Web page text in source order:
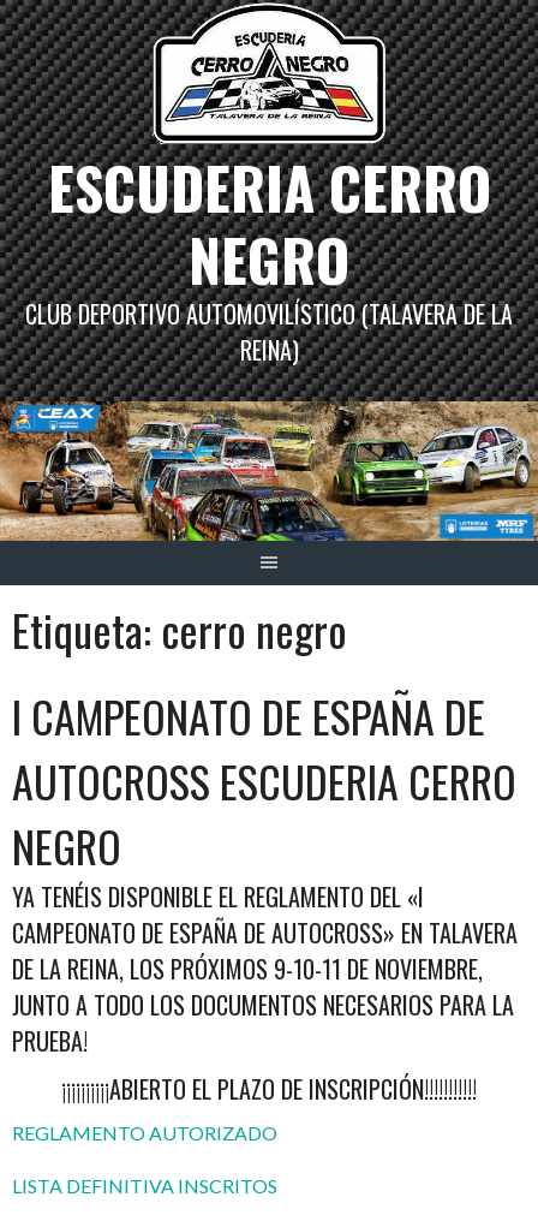
Saltar
al
contenido
ESCUDERIA CERRO
NEGRO
CLUB DEPORTIVO AUTOMOVILÍSTICO (TALAVERA DE LA
REINA)
Etiqueta: cerro negro
I CAMPEONATO DE ESPAÑA DE
AUTOCROSS ESCUDERIA CERRO
NEGRO
YA TENÉIS DISPONIBLE EL REGLAMENTO DEL «I
CAMPEONATO DE ESPAÑA DE AUTOCROSS» EN TALAVERA
DE LA REINA, LOS PRÓXIMOS 9-10-11 DE NOVIEMBRE,
JUNTO A TODO LOS DOCUMENTOS NECESARIOS PARA LA
PRUEBA!
¡¡¡¡¡¡¡¡¡¡ABIERTO EL PLAZO DE INSCRIPCIÓN!!!!!!!!!!!
REGLAMENTO AUTORIZADO
LISTA DEFINITIVA INSCRITOS